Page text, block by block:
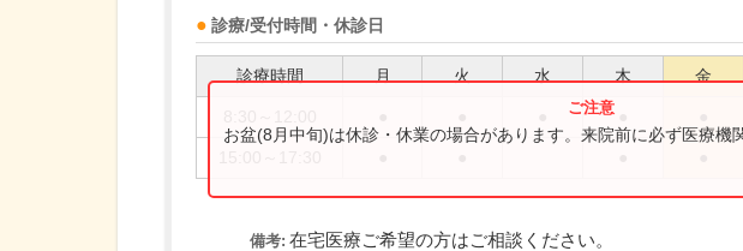
診療/受付時間・休診日
診療時間 月 火 水 木 金
お盆(8月中旬)は休診・休業の場合があります。来院前に必ず医療機
備考: 在宅医療ご希望の方はご相談ください。